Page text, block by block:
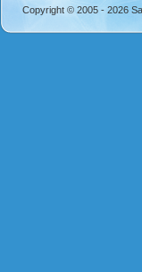
Copyright © 2005 - 2026